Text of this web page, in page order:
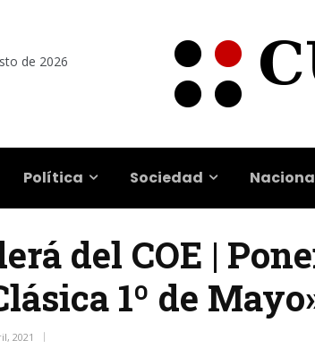
de 2026
Política Sociedad
del COE |
1º de
2021